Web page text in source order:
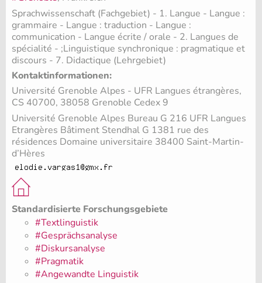
Sprachwissenschaft (Fachgebiet) - 1. Langue - Langue :
grammaire - Langue : traduction - Langue :
communication - Langue écrite / orale - 2. Langues de
spécialité - ;Linguistique synchronique : pragmatique et
discours - 7. Didactique (Lehrgebiet)
Kontaktinformationen:
Université Grenoble Alpes - UFR Langues étrangères,
CS 40700, 38058 Grenoble Cedex 9
Université Grenoble Alpes Bureau G 216 UFR Langues
Etrangères Bâtiment Stendhal G 1381 rue des
résidences Domaine universitaire 38400 Saint-Martin-
d’Hères
Standardisierte Forschungsgebiete
#Textlinguistik
#Gesprächsanalyse
#Diskursanalyse
#Pragmatik
#Angewandte Linguistik